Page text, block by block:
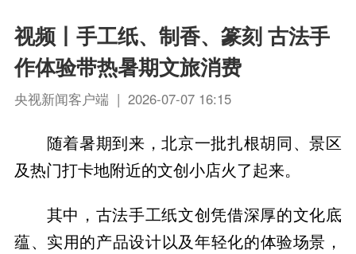
视频丨手工纸、制香、篆刻 古法手
作体验带热暑期文旅消费
央视新闻客户端 | 2026-07-07 16:15
随着暑期到来，北京一批扎根胡同、景区
及热门打卡地附近的文创小店火了起来。
其中，古法手工纸文创凭借深厚的文化底
蕴、实用的产品设计以及年轻化的体验场景，